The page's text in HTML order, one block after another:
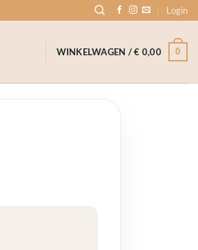
Login
WINKELWAGEN /€ 0,00 0